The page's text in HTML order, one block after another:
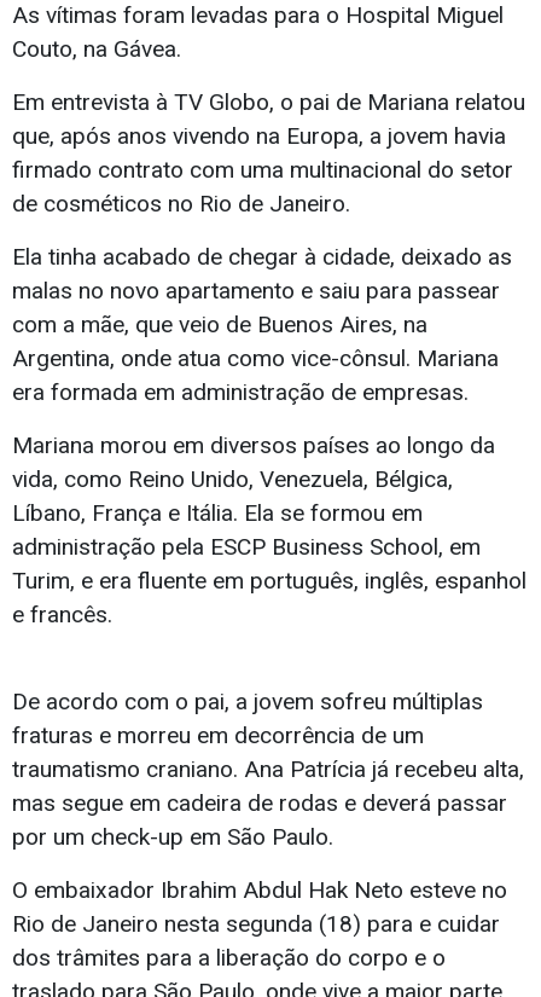
As vítimas foram levadas para o Hospital Miguel
Couto, na Gávea.
Em entrevista à TV Globo, o pai de Mariana relatou
que, após anos vivendo na Europa, a jovem havia
firmado contrato com uma multinacional do setor
de cosméticos no Rio de Janeiro.
Ela tinha acabado de chegar à cidade, deixado as
malas no novo apartamento e saiu para passear
com a mãe, que veio de Buenos Aires, na
Argentina, onde atua como vice-cônsul. Mariana
era formada em administração de empresas.
Mariana morou em diversos países ao longo da
vida, como Reino Unido, Venezuela, Bélgica,
Líbano, França e Itália. Ela se formou em
administração pela ESCP Business School, em
Turim, e era fluente em português, inglês, espanhol
e francês.
De acordo com o pai, a jovem sofreu múltiplas
fraturas e morreu em decorrência de um
traumatismo craniano. Ana Patrícia já recebeu alta,
mas segue em cadeira de rodas e deverá passar
por um check-up em São Paulo.
O embaixador Ibrahim Abdul Hak Neto esteve no
Rio de Janeiro nesta segunda (18) para e cuidar
dos trâmites para a liberação do corpo e o